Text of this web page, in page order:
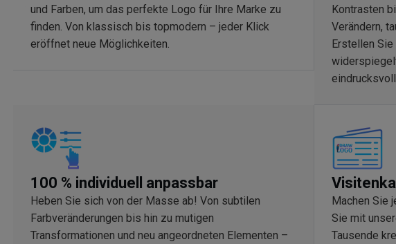
und Farben, um das perfekte Logo für Ihre Marke zu
finden. Von klassisch bis topmodern – jeder Klick
eröffnet neue Möglichkeiten.
Kontrasten
Verändern,
Erstellen
100 % individuell anpassbar
Heben Sie sich von der Masse ab! Von subtilen
Farbveränderungen bis hin zu mutigen
Transformationen und neu angeordneten Elementen –
Machen Sie
Sie mit
Tausende